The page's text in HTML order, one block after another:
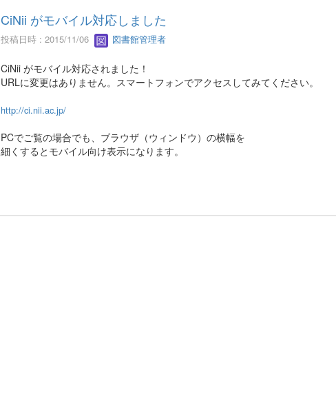
CiNii がモバイル対応しました
投稿日時 : 2015/11/06 図書館管理者
CiNii がモバイル対応されました！
URLに変更はありません。スマートフォンでアクセスしてみてください。
http://ci.nii.ac.jp/
PCでご覧の場合でも、ブラウザ（ウィンドウ）の横幅を
細くするとモバイル向け表示になります。